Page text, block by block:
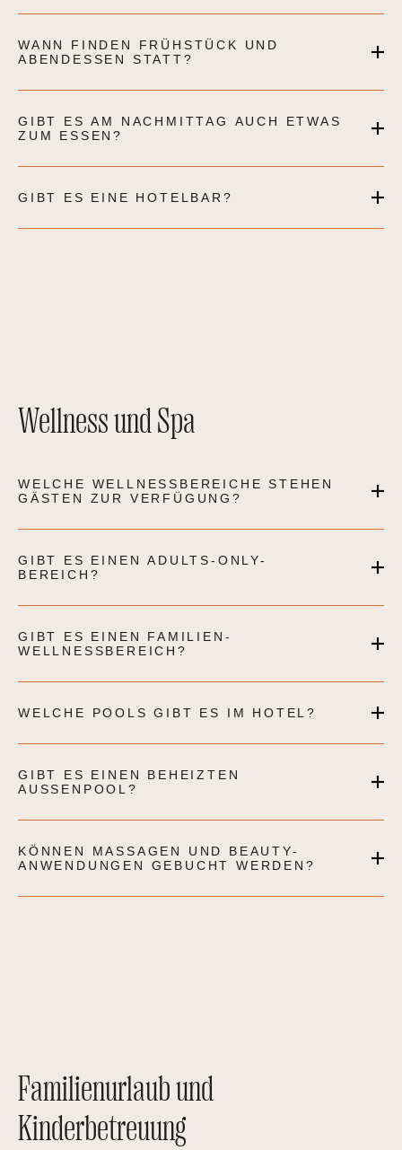
WANN FINDEN FRÜHSTÜCK UND
ABENDESSEN STATT?
GIBT ES AM NACHMITTAG AUCH ETWAS
ZUM ESSEN?
GIBT ES EINE HOTELBAR?
Wellness und Spa
WELCHE WELLNESSBEREICHE STEHEN
GÄSTEN ZUR VERFÜGUNG?
GIBT ES EINEN ADULTS-ONLY-
BEREICH?
GIBT ES EINEN FAMILIEN-
WELLNESSBEREICH?
WELCHE POOLS GIBT ES IM HOTEL?
GIBT ES EINEN BEHEIZTEN
AUSSENPOOL?
KÖNNEN MASSAGEN UND BEAUTY-
ANWENDUNGEN GEBUCHT WERDEN?
Familienurlaub und
Kinderbetreuung